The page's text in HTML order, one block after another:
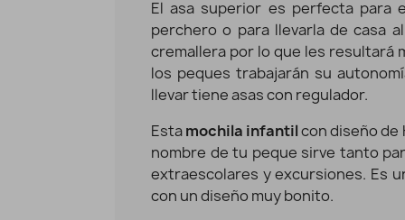
El asa superior es perfecta para
perchero o para llevarla de casa
cremallera por lo que les resultará
los peques trabajarán su
llevar tiene asas con regulador.
Estamochila infantilcon diseño de
nombre de tu peque sirve tanto
extraescolares y excursiones. Es
con un diseño muy bonito.